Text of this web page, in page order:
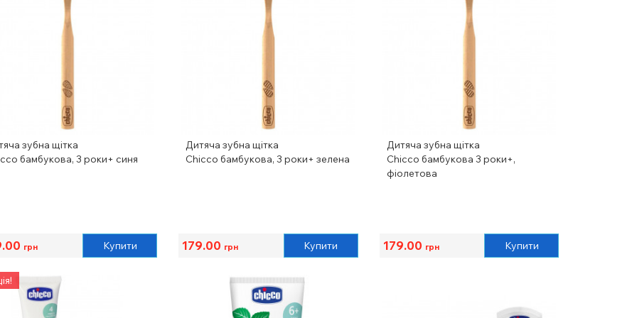
зубна щітка
бамбукова, 3 роки+ синя
грн Купити
Дитяча зубна щітка
Chicco бамбукова, 3 роки+ зелена
179.00 грн Купити
Дитяча зубна щітка
Chicco бамбукова 3 роки+,
фіолетова
179.00 грн Купити